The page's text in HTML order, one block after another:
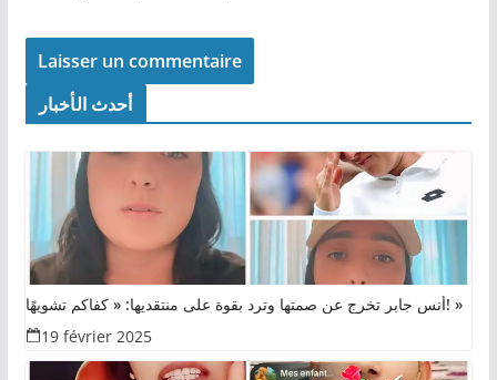
أحدث الأخبار
أنس جابر تخرج عن صمتها وترد بقوة على منتقديها: « كفاكم تشويهًا! »
19 février 2025